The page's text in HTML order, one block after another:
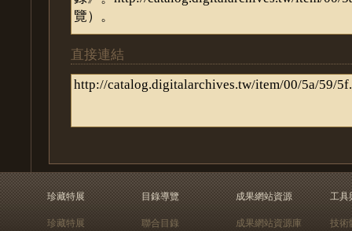
直接連結
珍藏特展
珍藏特展
目錄導覽
聯合目錄
成果網站資源
成果網站資源庫
工具
技術